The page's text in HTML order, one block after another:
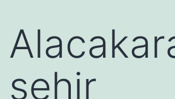
şehir